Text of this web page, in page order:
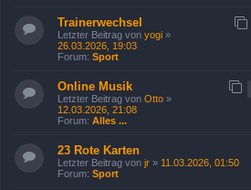
Trainerwechsel
Letzter Beitrag von yogi »
26.03.2026, 19:03
Forum: Sport
Online Musik
Letzter Beitrag von Otto »
12.03.2026, 21:08
Forum: Alles ...
23 Rote Karten
Letzter Beitrag von jr » 11.03.2026, 01:50
Forum: Sport